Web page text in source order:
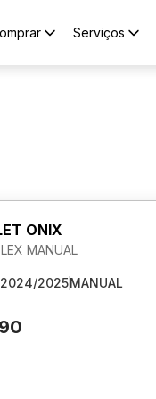
Serviços
ONIX
MANUAL
2024/2025MANUAL